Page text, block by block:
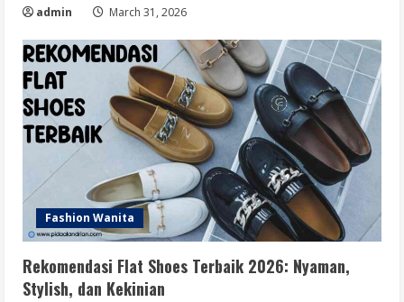
admin March 31, 2026
Fashion Wanita
Rekomendasi Flat Shoes Terbaik 2026: Nyaman,
Stylish, dan Kekinian